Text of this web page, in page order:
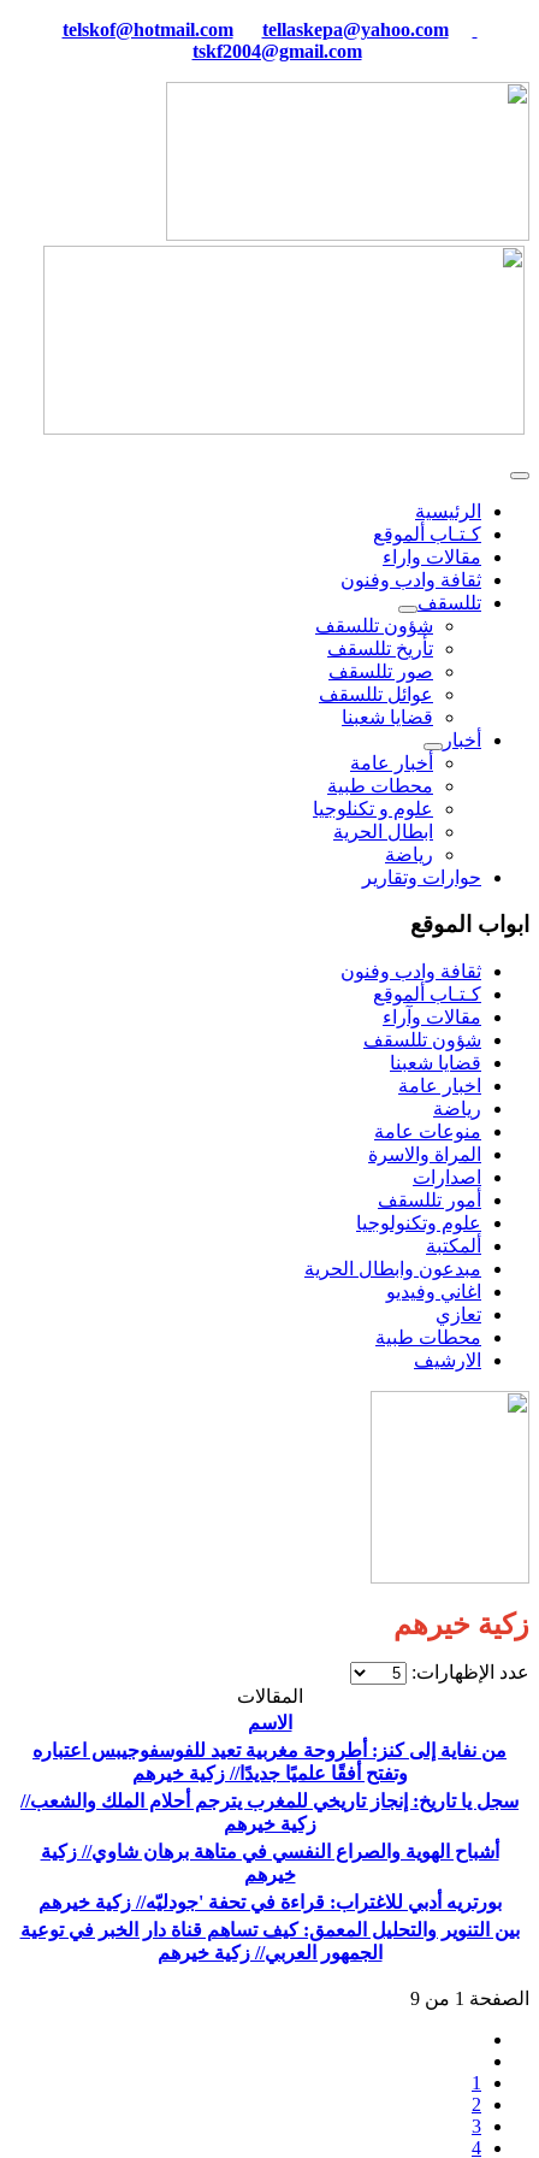
tellaskepa@yahoo.com
tskf2004@gmail.com
الرئيسية
كـتـاب ألموقع
مقالات واراء
ثقافة وادب وفنون
تللسقف
شؤون تللسقف
تأريخ تللسقف
صور تللسقف
عوائل تللسقف
قضايا شعبنا
أخبار
أخبار عامة
محطات طبية
علوم و تکنلوجیا
ابطال الحرية
رياضة
حوارات وتقارير
ابواب الموقع
ثقافة وادب وفنون
كـتـاب ألموقع
مقالات وآراء
شؤون تللسقف
قضايا شعبنا
اخبار عامة
رياضة
منوعات عامة
المراة والاسرة
اصدارات
أمور تللسقف
علوم وتكنولوجيا
ألمكتبة
مبدعون وابطال الحرية
اغاني وفيديو
تعازي
محطات طبية
الارشيف
زكية خيرهم
عدد الإظهارات:
المقالات
الاسم
من نفاية إلى كنز: أطروحة مغربية تعيد للفوسفوجيبس اعتباره
وتفتح أفقًا علميًا جديدًا// زكية خيرهم
سجل يا تاريخ: إنجاز تاريخي للمغرب يترجم أحلام الملك والشعب//
زكية خيرهم
أشباح الهوية والصراع النفسي في متاهة برهان شاوي// زكية
خيرهم
بورتريه أدبي للاغتراب: قراءة في تحفة 'جودليّه// زكية خيرهم
بين التنوير والتحليل المعمق: كيف تساهم قناة دار الخبر في توعية
الجمهور العربي// زكية خيرهم
الصفحة 1 من 9
1
2
3
4